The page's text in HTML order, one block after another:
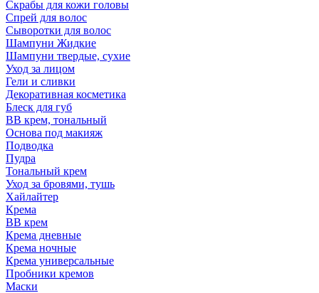
Скрабы для кожи головы
Спрей для волос
Сыворотки для волос
Шампуни Жидкие
Шампуни твердые, сухие
Уход за лицом
Гели и сливки
Декоративная косметика
Блеск для губ
ВВ крем, тональный
Основа под макияж
Подводка
Пудра
Тональный крем
Уход за бровями, тушь
Хайлайтер
Крема
ВВ крем
Крема дневные
Крема ночные
Крема универсальные
Пробники кремов
Маски